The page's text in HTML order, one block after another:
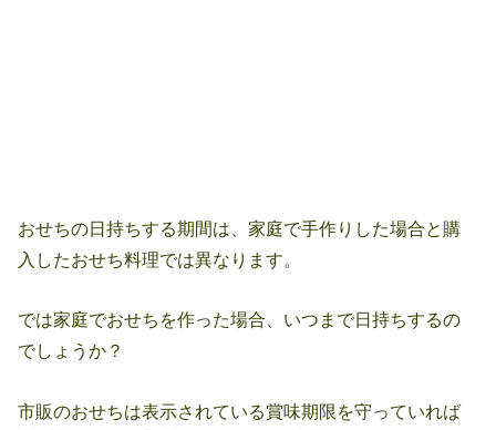
おせちの日持ちする期間は、家庭で手作りした場合と購
入したおせち料理では異なります。
では家庭でおせちを作った場合、いつまで日持ちするの
でしょうか？
市販のおせちは表示されている賞味期限を守っていれば